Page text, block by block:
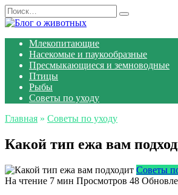
Перейти
к
Search
for:
Млекопитающие
Насекомые и паукообразные
Пресмыкающиеся и земноводные
Птицы
Рыбы
Советы по уходу
Главная » Советы по уходу
Какой тип ежа вам
Советы
На чтение 7 мин Просмотров 48